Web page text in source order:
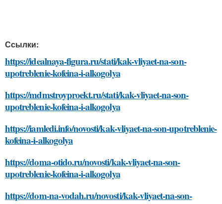
Ссылки:
https://idealnaya-figura.ru/stati/kak-vliyaet-na-son-
upotreblenie-kofeina-i-alkogolya
https://mdmstroyproekt.ru/stati/kak-vliyaet-na-son-
upotreblenie-kofeina-i-alkogolya
https://iamledi.info/novosti/kak-vliyaet-na-son-upotreblenie-
kofeina-i-alkogolya
https://doma-otido.ru/novosti/kak-vliyaet-na-son-
upotreblenie-kofeina-i-alkogolya
https://dom-na-vodah.ru/novosti/kak-vliyaet-na-son-